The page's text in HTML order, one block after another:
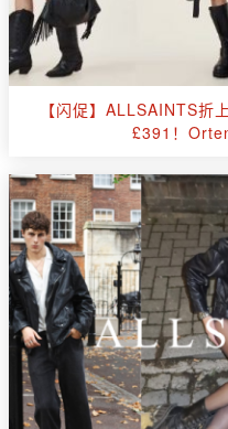
【闪促】ALLSAINTS折
£391！